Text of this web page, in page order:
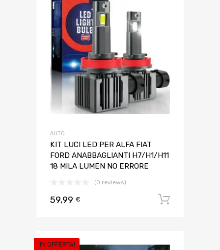
AUTO
KIT LUCI LED PER ALFA FIAT
FORD ANABBAGLIANTI H7/H1/H11
18 MILA LUMEN NO ERRORE
(0 reviews)
59,99 €
IN OFFERTA!